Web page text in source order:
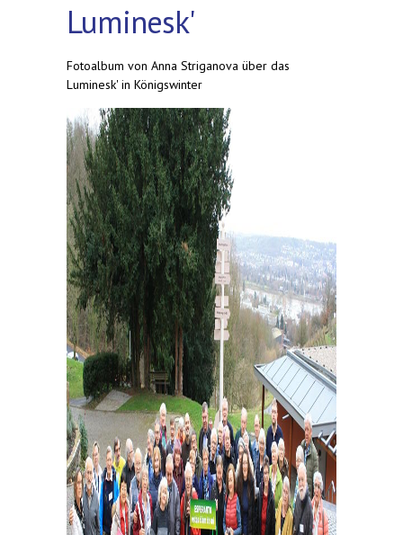
Luminesk'
Fotoalbum von Anna Striganova über das
Luminesk' in Königswinter